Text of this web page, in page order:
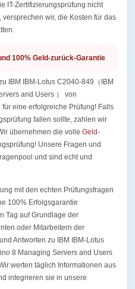
IT-Zertifizierungsprüfung nicht
wir, die Kosten für das
100% Geld-zurück-Garantie
IBM IBM-Lotus C2040-849（IBM
and Users ） von
eine erfolgreiche Prüfung! Falls
fallen sollte, zahlen wir
übernehmen die volle Geld-
Unsere Fragen und
und sind echt und
mit den echten Prüfungsfragen
100% Erfolgsgarantie
Tag auf Grundlage der
oder Mitarbeitern der
Antworten zu IBM IBM-Lotus
8 Managing Servers and Users
werten täglich Informationen aus
integrieren sie in unsere